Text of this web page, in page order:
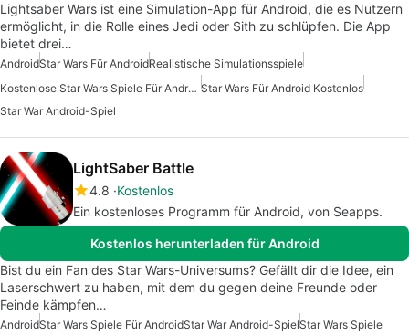
Lightsaber Wars ist eine Simulation-App für Android, die es Nutzern
ermöglicht, in die Rolle eines Jedi oder Sith zu schlüpfen. Die App
bietet drei…
AndroidStar Wars Für AndroidRealistische Simulationsspiele
Kostenlose Star Wars Spiele Für Android Star Wars Für Android Kostenlos
Star War Android-Spiel
LightSaber Battle
4.8 Kostenlos
Ein kostenloses Programm für Android, von Seapps.
Kostenlos herunterladen für Android
Bist du ein Fan des Star Wars-Universums? Gefällt dir die Idee, ein
Laserschwert zu haben, mit dem du gegen deine Freunde oder
Feinde kämpfen…
AndroidStar Wars Spiele Für AndroidStar War Android-SpielStar Wars Spiele